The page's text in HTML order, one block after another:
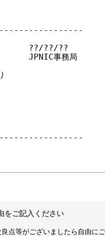
??/??/??
JPNIC事務局
をご記入ください
点等がございましたら自由に